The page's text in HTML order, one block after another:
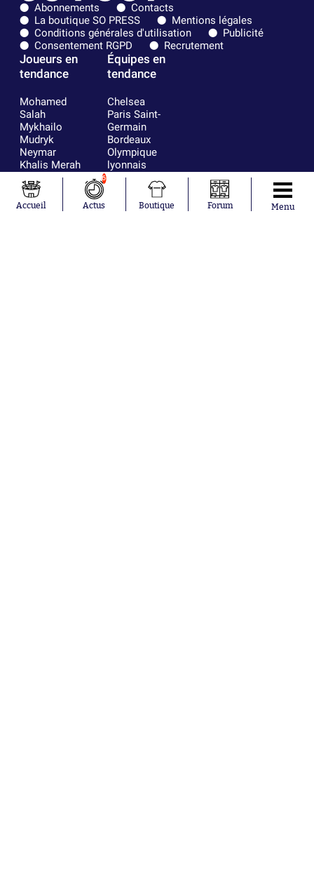
Abonnements
Contacts
La boutique SO PRESS
Mentions légales
Conditions générales d'utilisation
Publicité
Consentement RGPD
Recrutement
Joueurs en
tendance
Mohamed
Salah
Mykhailo
Mudryk
Neymar
Khalis Merah
Loïs Openda
Moussa
Niakhaté
Équipes en
tendance
Chelsea
Paris Saint-
Germain
Bordeaux
Olympique
lyonnais
FIFA
Real Madrid
RC Strasbourg
AC Milan
Accueil
6
Actus Boutique Forum Menu